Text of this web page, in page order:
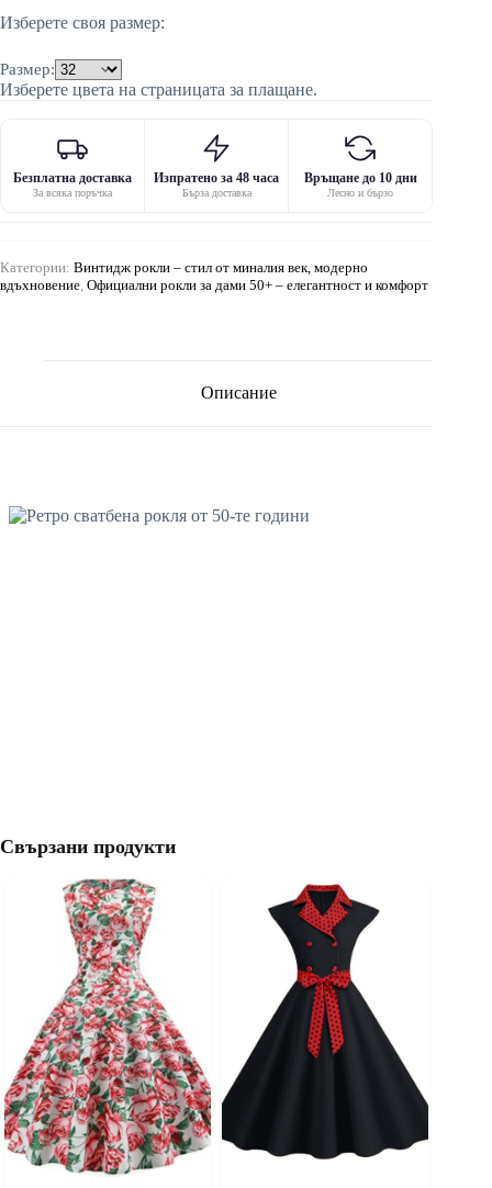
Изберете своя размер:
Размер:
Изберете цвета на страницата за плащане.
Безплатна доставка
За всяка поръчка
Изпратено за 48 часа
Бърза доставка
Връщане до 10 дни
Лесно и бързо
Категории: Винтидж рокли – стил от миналия век, модерно
вдъхновение Официални рокли за дами 50+ – елегантност и комфорт
Описание
Свързани продукти